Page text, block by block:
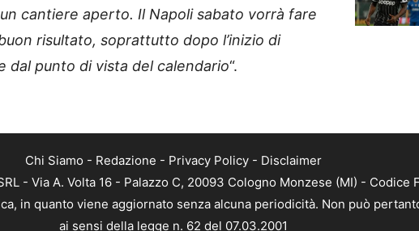
cantiere aperto. Il Napoli sabato vorrà fare
risultato, soprattutto dopo l’inizio di
punto di vista del calendario“.
Chi Siamo - Redazione - Privacy Policy - Disclaimer
- Via A. Volta 16 - Palazzo C, 20093 Cologno Monzese (MI) - Codice
in quanto viene aggiornato senza alcuna periodicità. Non può
ai sensi della legge n. 62 del 07.03.2001